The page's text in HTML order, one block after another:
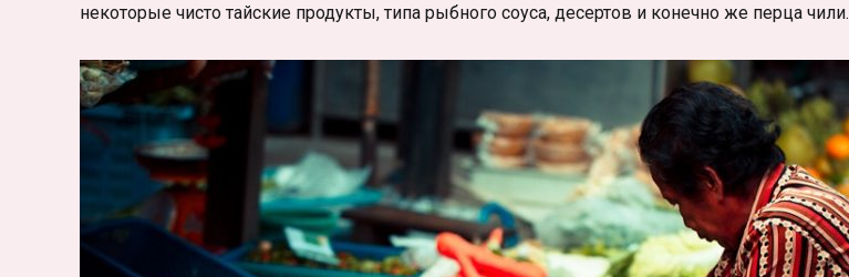
некоторые чисто тайские продукты, типа рыбного соуса, десертов и конечно же перца чили.